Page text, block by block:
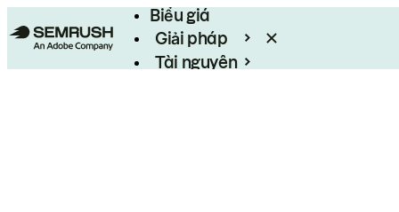
Biểu giá
Giải pháp
Tài nguyên